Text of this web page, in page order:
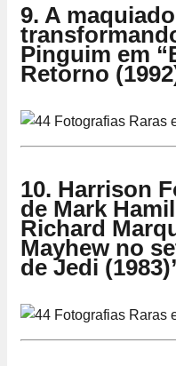
9. A
Pinguim em
Retorno
10. Harrison
de Mark
Richard
Mayhew no
de Jedi